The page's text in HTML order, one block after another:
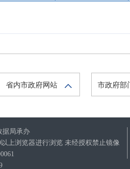
省内市政府网站 市政府部
局承办
上浏览器进行浏览 未经授权禁止镜像